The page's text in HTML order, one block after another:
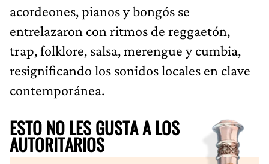
acordeones, pianos y bongós se
entrelazaron con ritmos de reggaetón,
trap, folklore, salsa, merengue y cumbia,
resignificando los sonidos locales en clave
contemporánea.
ESTO NO LES GUSTA A LOS
AUTORITARIOS